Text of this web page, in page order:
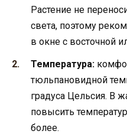
Растение не
света, поэтому
в окне с восточной
Температура:
тюльпановидной
градуса Цельсия. В
повысить
более.